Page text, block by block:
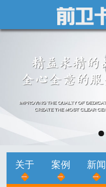
关于 案例 新闻